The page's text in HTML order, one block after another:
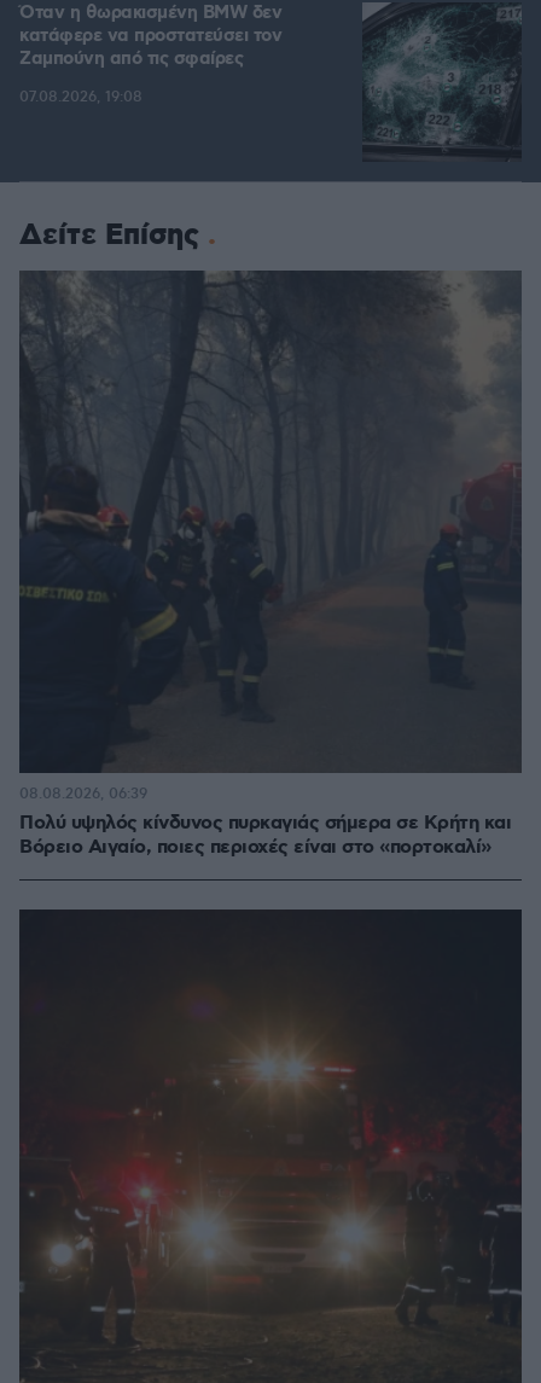
Όταν η θωρακισμένη BMW δεν
κατάφερε να προστατεύσει τον
Ζαμπούνη από τις σφαίρες
07.08.2026, 19:08
Δείτε Επίσης
Πολύ υψηλός κίνδυνος πυρκαγιάς σήμερα σε Κρήτη και
Βόρειο Αιγαίο, ποιες περιοχές είναι στο «πορτοκαλί»
08.08.2026, 06:39